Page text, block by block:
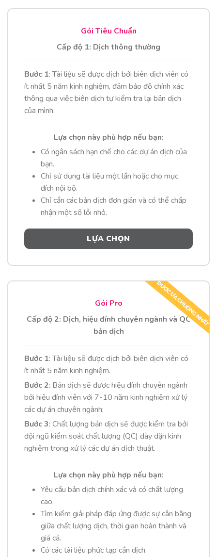
Gói Tiêu Chuẩn
Cấp độ 1: Dịch thông thường
Bước 1: Tài liệu sẽ được dịch bởi biên dịch viên có
ít nhất 5 năm kinh nghiệm, đảm bảo độ chính xác
thông qua việc biên dịch tự kiểm tra lại bản dịch
của mình.
Lựa chọn này phù hợp nếu bạn:
Có ngân sách hạn chế cho các dự án dịch của
bạn.
Chỉ sử dụng tài liệu một lần hoặc cho mục
đích nội bộ.
Chỉ cần các bản dịch đơn giản và có thể chấp
nhận một số lỗi nhỏ.
LỰA CHỌN
Gói Pro
Cấp độ 2: Dịch, hiệu đính chuyên ngành và QC
bản dịch
Bước 1: Tài liệu sẽ được dịch bởi biên dịch viên có
ít nhất 5 năm kinh nghiệm.
Bước 2: Bản dịch sẽ được hiệu đính chuyên ngành
bởi hiệu đính viên với 7-10 năm kinh nghiệm xử lý
các dự án chuyên ngành;
Bước 3: Chất lượng bản dịch sẽ được kiểm tra bởi
đội ngũ kiểm soát chất lượng (QC) dày dặn kinh
nghiệm trong xử lý các dự án dịch thuật.
Lựa chọn này phù hợp nếu bạn:
Yêu cầu bản dịch chính xác và có chất lượng
cao.
Tìm kiếm giải pháp đáp ứng được sự cân bằng
giữa chất lượng dịch, thời gian hoàn thành và
giá cả.
Có các tài liệu phức tạp cần dịch.